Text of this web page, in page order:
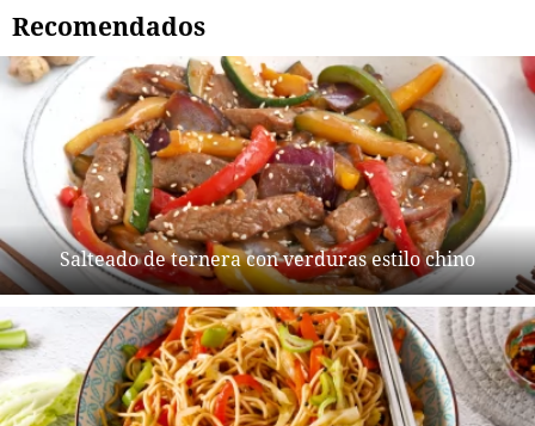
Recomendados
Salteado de ternera con verduras estilo chino